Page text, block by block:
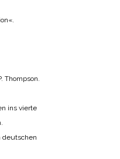
Thompson.
ins vierte
deutschen